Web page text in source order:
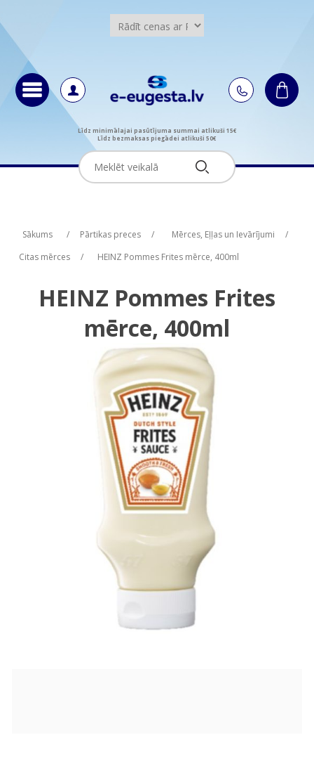
Līdz minimālajai pasūtījuma summai atlikuši 15€
Līdz bezmaksas piegādei atlikuši 50€
Sākums / Pārtikas preces / Mērces, Eļļas un Ievārījumi
/
Citas mērces
/ HEINZ Pommes Frites mērce, 400ml
HEINZ Pommes Frites
mērce, 400ml